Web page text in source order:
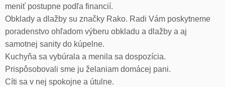
meniť postupne podľa financií.
Obklady a dlažby su značky Rako. Radi Vám poskytneme
poradenstvo ohľadom výberu obkladu a dlažby a aj
samotnej sanity do kúpelne.
Kuchyňa sa vybúrala a menila sa dospozícia.
Prispôsobovali sme ju želaniam domácej pani.
Cíti sa v nej spokojne a útulne.